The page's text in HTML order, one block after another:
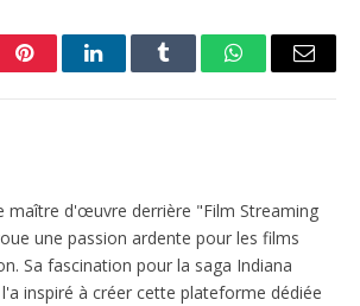
PinterestLinkedInTumblr WhatsAppEmail
maître d'œuvre derrière "Film Streaming
une passion ardente pour les films
Sa fascination pour la saga Indiana
l'a inspiré à créer cette plateforme dédiée